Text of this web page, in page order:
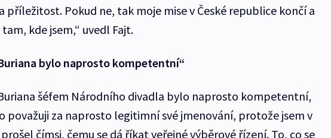
příležitost. Pokud ne, tak moje mise v České republice končí a
kde jsem,“ uvedl Fajt.
bylo naprosto kompetentní“
šéfem Národního divadla bylo naprosto kompetentní,
považuji za naprosto legitimní své jmenování, protože jsem v
čímsi, čemu se dá říkat veřejné výběrové řízení. To, co se